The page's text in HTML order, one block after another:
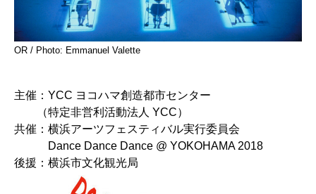
OR / Photo: Emmanuel Valette
主催： YCC ヨコハマ創造都市センター
（特定非営利活動法人 YCC）
共催：横浜アーツフェスティバル実行委員会
Dance Dance Dance @ YOKOHAMA 2018
後援：横浜市文化観光局